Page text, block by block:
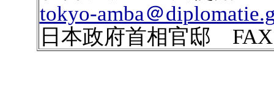
tokyo-amba＠
日本政府首相官邸 FAX